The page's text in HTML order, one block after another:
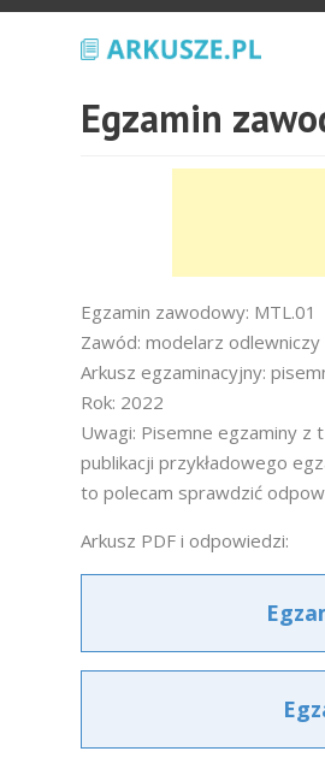
Egzamin
Egzamin zawodowy: MTL.01
Zawód: modelarz
Arkusz egzaminacyjny:
Rok: 2022
Uwagi: Pisemne egzaminy z
publikacji przykładowego
to polecam sprawdzić
Arkusz PDF i odpowiedzi: